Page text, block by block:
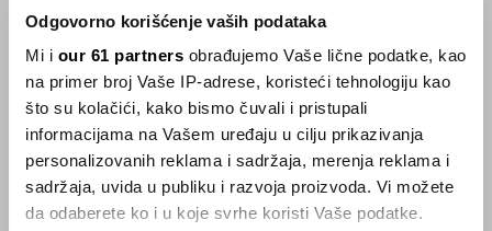
Odgovorno korišćenje vaših podataka
Mi i our 61 partners obrađujemo Vaše lične podatke, kao
na primer broj Vaše IP-adrese, koristeći tehnologiju kao
što su kolačići, kako bismo čuvali i pristupali
informacijama na Vašem uređaju u cilju prikazivanja
personalizovanih reklama i sadržaja, merenja reklama i
sadržaja, uvida u publiku i razvoja proizvoda. Vi možete
da odaberete ko i u koje svrhe koristi Vaše podatke.
29.01.2026
Visok trošak selidbe kompanija iz Kine
05.12.2025
Privatni letovi postaju dostupan